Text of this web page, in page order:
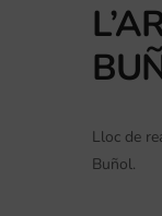
Lloc de
Buñol.